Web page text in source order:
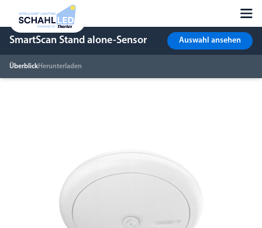
SmartScan Stand alone-Sensor
ÜberblickHerunterladen
Auswahl ansehen